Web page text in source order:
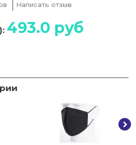
Написать отзыв
493.0 руб